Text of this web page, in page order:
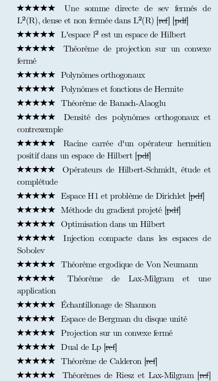
Une somme directe de sev fermés de
L²(R), dense et non fermée dans L²(R) [ref] [pdf]
L'espace l² est un espace de Hilbert
Théorème de projection sur un convexe
fermé
Polynômes orthogonaux
Polynômes et fonctions de Hermite
Théorème de Banach-Alaoglu
Densité des polynômes orthogonaux et
contrexemple
Racine carrée d'un opérateur hermitien
positif dans un espace de Hilbert [pdf]
Opérateurs de Hilbert-Schmidt, étude et
complétude
Espace H1 et problème de Dirichlet [pdf]
Méthode du gradient projeté [pdf]
Optimisation dans un Hilbert
Injection compacte dans les espaces de
Sobolev
Théorème ergodique de Von Neumann
Théorème de Lax-Milgram et une
application
Échantillonage de Shannon
Espace de Bergman du disque unité
Projection sur un convexe fermé
Dual de Lp [ref]
Théorème de Calderon [ref]
Théorèmes de Riesz et Lax-Milgram [ref]